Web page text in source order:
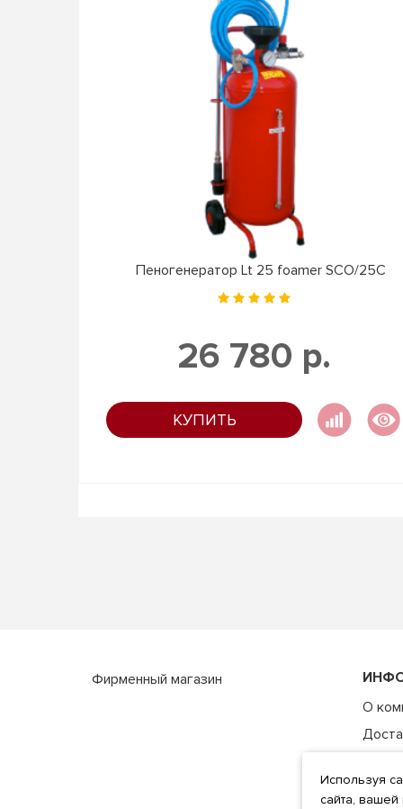
Пеногенератор Lt 25 foamer SCO/25C
26 780 р.
КУПИТЬ
Фирменный магазин
О
Используя
сайта,